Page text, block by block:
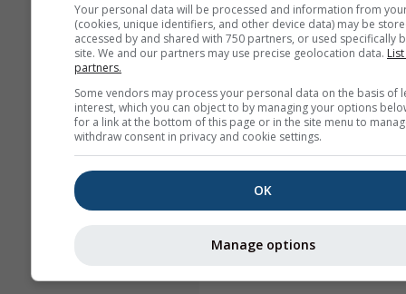
Your personal data will be processed and information from
(cookies, unique identifiers, and other device data) may be
accessed by and shared with 750 partners, or used specifically
site. We and our partners may use precise geolocation data.
partners.
Some vendors may process your personal data on the basis of
interest, which you can object to by managing your options
for a link at the bottom of this page or in the site menu to
withdraw consent in privacy and cookie settings.
OK
Manage options